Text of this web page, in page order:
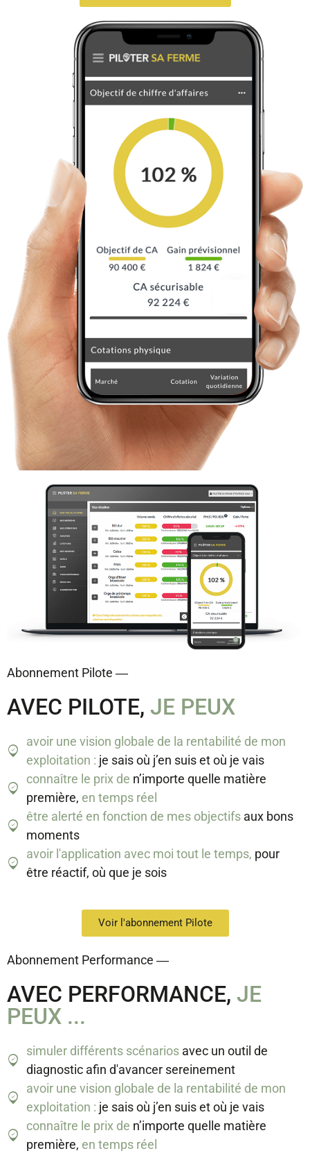
Abonnement Pilote ―
AVEC PILOTE, JE PEUX
avoir une vision globale de la rentabilité de mon
exploitation : je sais où j’en suis et où je vais
connaître le prix de n’importe quelle matière
première, en temps réel
être alerté en fonction de mes objectifsaux bons
moments
avoir l'application avec moi tout le temps, pour
être réactif, où que je sois
Voir l'abonnement Pilote
Abonnement Performance ―
AVEC PERFORMANCE, JE
PEUX ...
simuler différents scénariosavec un outil de
diagnostic afin d'avancer sereinement
avoir une vision globale de la rentabilité de mon
exploitation : je sais où j’en suis et où je vais
connaître le prix de n’importe quelle matière
première, en temps réel